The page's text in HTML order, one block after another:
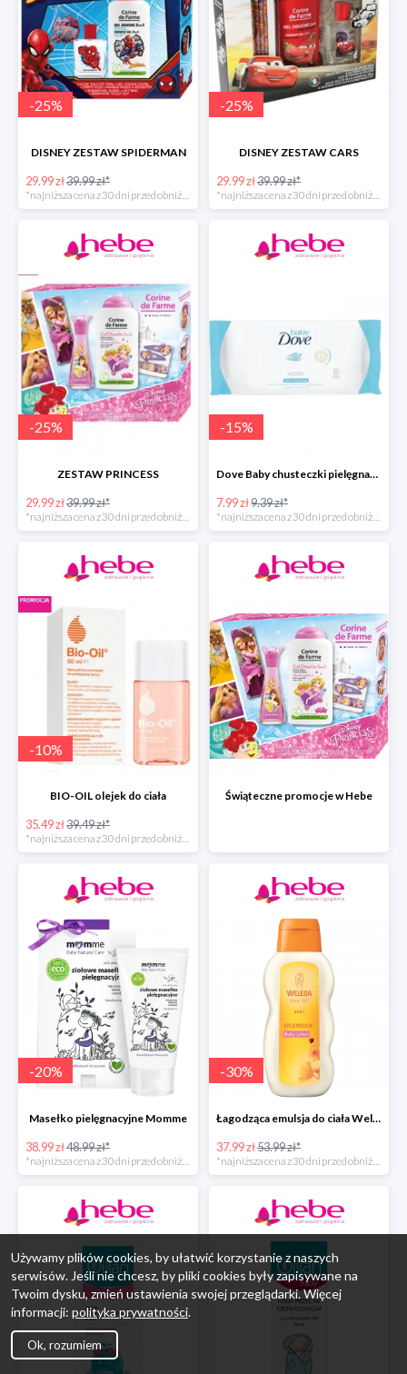
-25%
DISNEY ZESTAW SPIDERMAN
29.99 zł39.99 zł*
-25%
DISNEY ZESTAW CARS
29.99 zł39.99 zł*
-25%
ZESTAW PRINCESS
29.99 zł39.99 zł*
*najniższa cena z 30 dni przed obniżką
-15%
Dove Baby chusteczki pielęgnacyjne
7.99 zł9.39 zł*
*najniższa cena z 30 dni przed obniżką
-10%
BIO-OIL olejek do ciała
35.49 zł39.49 zł*
*najniższa cena z 30 dni przed obniżką
Świąteczne promocje w Hebe
-20%
Masełko pielęgnacyjne Momme
38.99 zł48.99 zł*
-30%
Łagodząca emulsja do ciała Weleda
37.99 zł53.99 zł*
Używamy plików cookies, by ułatwić korzystanie z naszych
serwisów. Jeśli nie chcesz, by pliki cookies były zapisywane na
Twoim dysku, zmień ustawienia swojej przeglądarki. Więcej
informacji: polityka prywatności.
Ok, rozumiem